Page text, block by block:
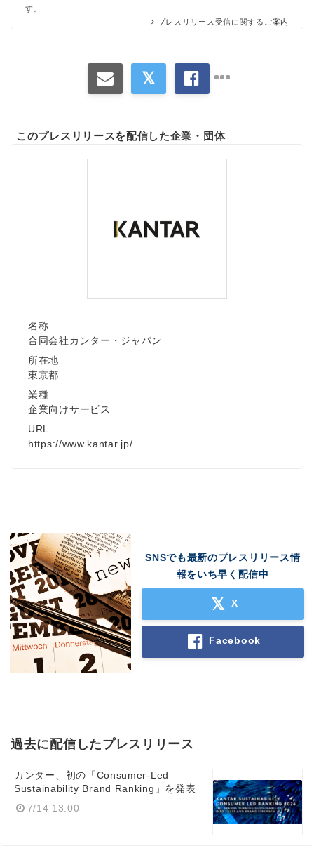
す。
プレスリリース受信に関するご案内
このプレスリリースを配信した企業・団体
名称
合同会社カンター・ジャパン
所在地
東京都
業種
企業向けサービス
URL
https://www.kantar.jp/
SNSでも最新のプレスリリース情
報をいち早く配信中
X
Facebook
過去に配信したプレスリリース
カンター、初の「Consumer-Led
Sustainability Brand Ranking」を発表
7/14 13:00
Japanese